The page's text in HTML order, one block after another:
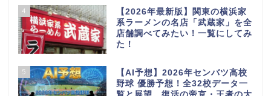
4
【2026年最新版】関東の横浜家
系ラーメンの名店「武蔵家」を全
店舗調べてみたい！一覧にしてみ
た！
5
【AI予想】2026年センバツ高校
野球 優勝予想！全32校データ一